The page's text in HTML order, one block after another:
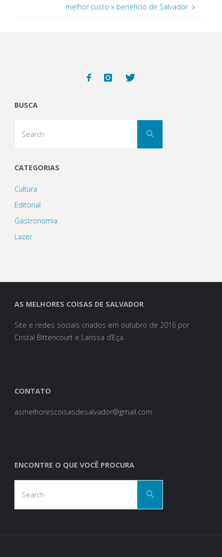
melhor custo x benefício de Salvador
BUSCA
Search
CATEGORIAS
Cultura
Editorial
Gastronomia
Lazer
AS MELHORES COISAS DE SALVADOR
Site e redes sociais criados em outubro de 2016 por
Cristal Bittencourt e Larissa d’Eça.
CONTATO
asmelhorescoisasdesalvador@gmail.com
ENCONTRE O QUE VOCÊ PROCURA
Search